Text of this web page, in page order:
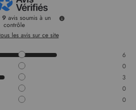
9 avis soumis à un
contrôle
les avis sur ce site
6
0
3
0
0